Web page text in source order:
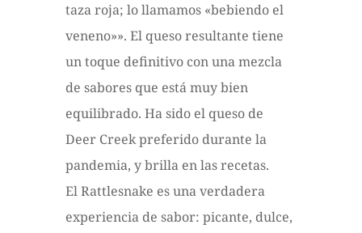
taza roja; lo llamamos «bebiendo el
veneno»». El queso resultante tiene
un toque definitivo con una mezcla
de sabores que está muy bien
equilibrado. Ha sido el queso de
Deer Creek preferido durante la
pandemia, y brilla en las recetas.
El Rattlesnake es una verdadera
experiencia de sabor: picante, dulce,